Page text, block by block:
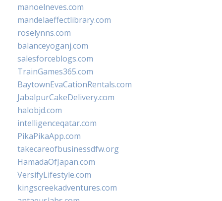
manoelneves.com
mandelaeffectlibrary.com
roselynns.com
balanceyoganj.com
salesforceblogs.com
TrainGames365.com
BaytownEvaCationRentals.com
JabalpurCakeDelivery.com
halobjd.com
intelligenceqatar.com
PikaPikaApp.com
takecareofbusinessdfw.org
HamadaOfJapan.com
VersifyLifestyle.com
kingscreekadventures.com